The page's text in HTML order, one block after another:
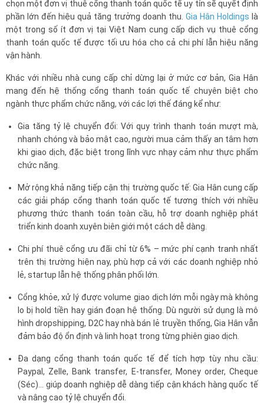
chọn một đơn vị thuê cổng thanh toán quốc tế uy tín sẽ quyết định
phần lớn đến hiệu quả tăng trưởng doanh thu. Gia Hân Holdings là
một trong số ít đơn vị tại Việt Nam cung cấp dịch vụ thuê cổng
thanh toán quốc tế được tối ưu hóa cho cả chi phí lẫn hiệu năng
vận hành.
Khác với nhiều nhà cung cấp chỉ dừng lại ở mức cơ bản, Gia Hân
mang đến hệ thống cổng thanh toán quốc tế chuyên biệt cho
ngành thực phẩm chức năng, với các lợi thế đáng kể như:
Gia tăng tỷ lệ chuyển đổi: Với quy trình thanh toán mượt mà,
nhanh chóng và bảo mật cao, người mua cảm thấy an tâm hơn
khi giao dịch, đặc biệt trong lĩnh vực nhạy cảm như thực phẩm
chức năng.
Mở rộng khả năng tiếp cận thị trường quốc tế: Gia Hân cung cấp
các giải pháp cổng thanh toán quốc tế tương thích với nhiều
phương thức thanh toán toàn cầu, hỗ trợ doanh nghiệp phát
triển kinh doanh xuyên biên giới một cách dễ dàng.
Chi phí thuê cổng ưu đãi chỉ từ 6% – mức phí cạnh tranh nhất
trên thị trường hiện nay, phù hợp cả với các doanh nghiệp nhỏ
lẻ, startup lẫn hệ thống phân phối lớn.
Cổng khỏe, xử lý được volume giao dịch lớn mỗi ngày mà không
lo bị hold tiền hay gián đoạn hệ thống. Dù người sử dụng là mô
hình dropshipping, D2C hay nhà bán lẻ truyền thống, Gia Hân vẫn
đảm bảo độ ổn định và linh hoạt trong từng phiên giao dịch.
Đa dạng cổng thanh toán quốc tế để tích hợp tùy nhu cầu:
Paypal, Zelle, Bank transfer, E-transfer, Money order, Cheque
(Séc)… giúp doanh nghiệp dễ dàng tiếp cận khách hàng quốc tế
và nâng cao tỷ lệ chuyển đổi.